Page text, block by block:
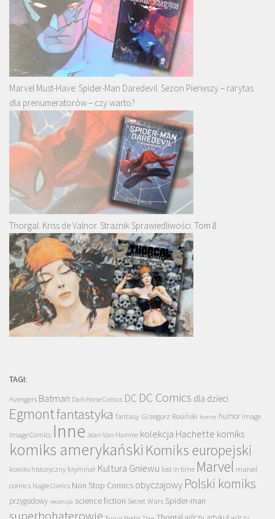
Marvel Must-Have: Spider-Man Daredevil. Sezon Pierwszy – rarytas
dla prenumeratorów – czy warto?
Thorgal. Kriss de Valnor. Strażnik Sprawiedliwości. Tom 8
TAGI:
Avengers Batman Dark Horse Comics DC DC Comics dla dzieci
Egmontfantastyka fantasy Grzegorz Rosiński horror humor Image
Image Comics Inne Jean Van Hamme kolekcja Hachette komiks
komiks amerykański Komiks europejski
komiks historyczny kryminał Kultura Gniewu lost in time Marvel marvel
comics Nagle Comics Non Stop Comics obyczajowy Polski komiks
przygodowy recenzja science fiction Secret Wars Spider-man